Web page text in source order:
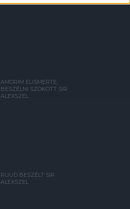
AMORIM ELISMERTE,
BESZÉLNI SZOKOTT SIR
ALEXSZEL
RUUD BESZÉLT SIR
ALEXSZEL